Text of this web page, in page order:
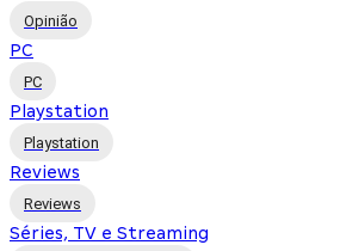
Opinião
PC
PC
Playstation
Playstation
Reviews
Reviews
Séries, TV e Streaming